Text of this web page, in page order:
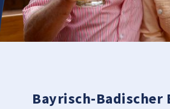
Bayrisch-Badischer